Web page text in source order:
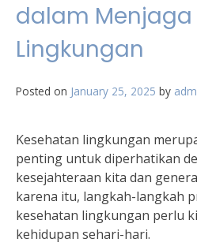
dalam
Lingkungan
Posted on January 25, 2025 by
Kesehatan lingkungan
penting untuk diperhatikan
kesejahteraan kita dan
karena itu, langkah-langkah
kesehatan lingkungan perlu
kehidupan sehari-hari.